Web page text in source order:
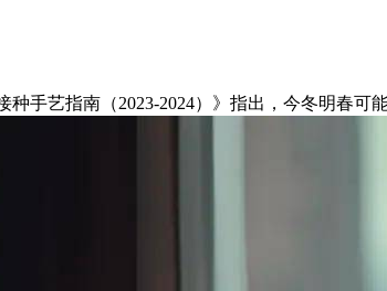
艺指南（2023-2024）》指出，今冬明春可